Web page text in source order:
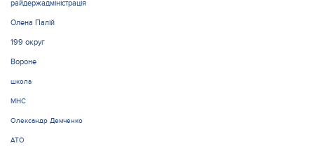
райдержадміністрація
Олена Палій
199 округ
Вороне
школа
МНС
Олександр Демченко
АТО